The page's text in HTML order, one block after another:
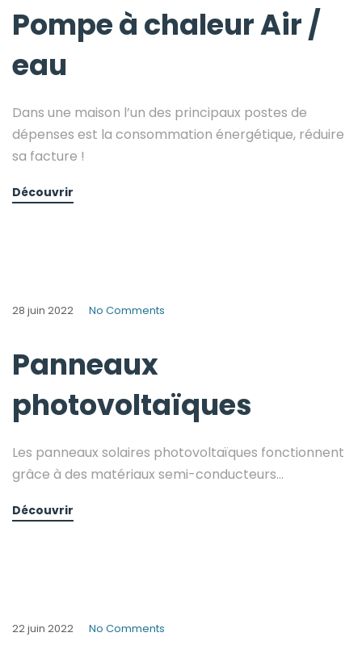
Pompe à chaleur Air /
eau
Dans une maison l’un des principaux postes de
dépenses est la consommation énergétique, réduire
sa facture !
Découvrir
28 juin 2022 No Comments
Panneaux
photovoltaïques
Les panneaux solaires photovoltaïques fonctionnent
grâce à des matériaux semi-conducteurs...
Découvrir
22 juin 2022 No Comments